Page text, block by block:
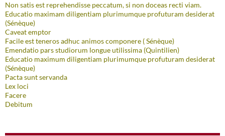
Non satis est reprehendisse peccatum, si non doceas recti viam.
Educatio maximam diligentiam plurimumque profuturam desiderat
(Sénèque)
Caveat emptor
Facile est teneros adhuc animos componere ( Sénèque)
Emendatio pars studiorum longue utilissima (Quintilien)
Educatio maximum diligentiam plurimumque profuturam desiderat
(Sénèque)
Pacta sunt servanda
Lex loci
Facere
Debitum